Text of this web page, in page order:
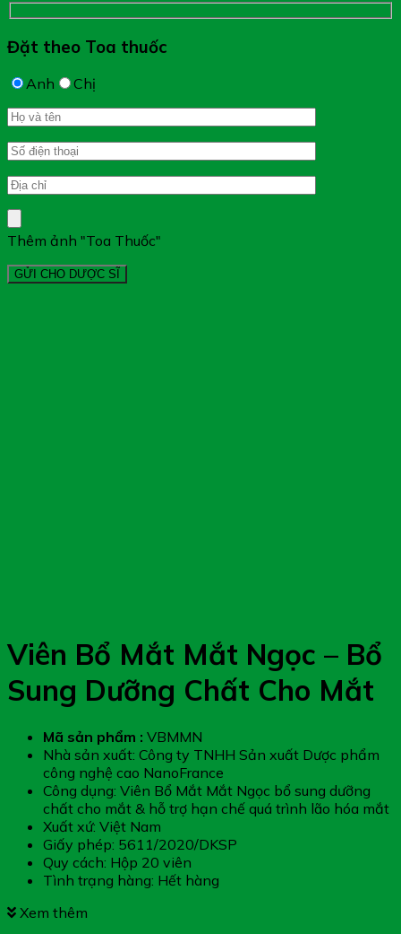
Đặt theo Toa thuốc
Anh Chị
Thêm ảnh "Toa Thuốc"
Viên Bổ Mắt Mắt Ngọc – Bổ
Sung Dưỡng Chất Cho Mắt
Mã sản phẩm : VBMMN
Nhà sản xuất: Công ty TNHH Sản xuất Dược phẩm
công nghệ cao NanoFrance
Công dụng: Viên Bổ Mắt Mắt Ngọc bổ sung dưỡng
chất cho mắt & hỗ trợ hạn chế quá trình lão hóa mắt
Xuất xứ: Việt Nam
Giấy phép: 5611/2020/DKSP
Quy cách: Hộp 20 viên
Tình trạng hàng: Hết hàng
Xem thêm